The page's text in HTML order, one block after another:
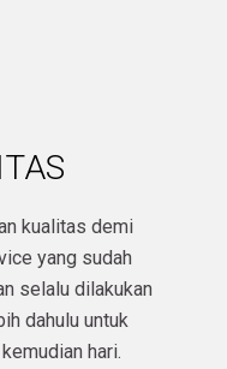
kualitas demi
yang sudah
selalu dilakukan
dahulu untuk
hari.